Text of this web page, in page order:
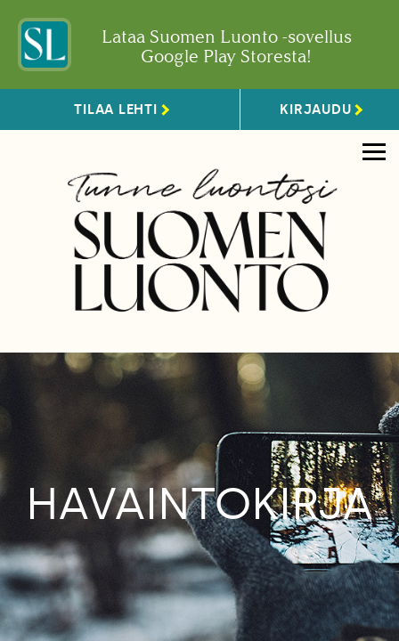
Lataa Suomen Luonto -sovellus
Google Play Storesta!
TILAA LEHTI KIRJAUDU
HAVAINTOKIRJA